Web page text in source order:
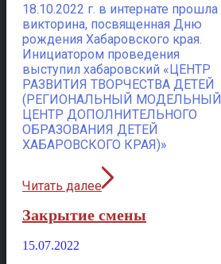
18.10.2022 г. в интернате прошла
викторина, посвященная Дню
рождения Хабаровского края.
Инициатором проведения
выступил хабаровский «ЦЕНТР
РАЗВИТИЯ ТВОРЧЕСТВА ДЕТЕЙ
(РЕГИОНАЛЬНЫЙ МОДЕЛЬНЫЙ
ЦЕНТР ДОПОЛНИТЕЛЬНОГО
ОБРАЗОВАНИЯ ДЕТЕЙ
ХАБАРОВСКОГО КРАЯ)»
Читать далее
Закрытие смены
15.07.2022